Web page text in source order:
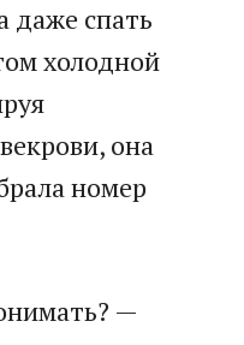
даже спать
холодной
она
номер
—